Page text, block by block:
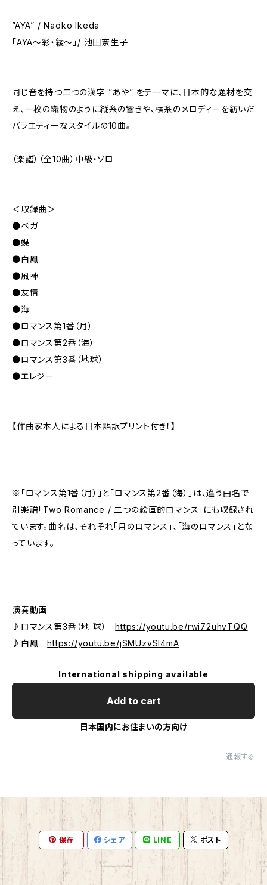
”AYA” / Naoko Ikeda
「AYA〜彩・綾〜」/ 池田奈生子
同じ音を持つ二つの漢字 ”あや” をテーマに、日本的な題材を交
え、一枚の織物のように縦糸の響きや、横糸のメロディーを紡いだ
バラエティーなスタイルの10曲。
（楽譜）（全10曲）中級・ソロ
＜収録曲＞
●ベガ
●蝶
●白鳳
●風神
●友情
●海
●ロマンス第1番（月）
●ロマンス第2番（海）
●ロマンス第3番（地球）
●エレジー
【作曲家本人による日本語訳プリント付き！】
※「ロマンス第1番（月）」と「ロマンス第2番（海）」は、違う曲名で
別楽譜「Two Romance / 二つの絵画的ロマンス」にも収録され
ています。曲名は、それぞれ「月のロマンス」、「海のロマンス」とな
っています。
演奏動画
♪ロマンス第3番（地 球）https://youtu.be/rwi72uhvTQQ
♪白鳳https://youtu.be/jSMUzvSl4mA
International shipping available
Add to cart
日本国内にお住まいの方向け
通報する
保存 シェア LINE ポスト